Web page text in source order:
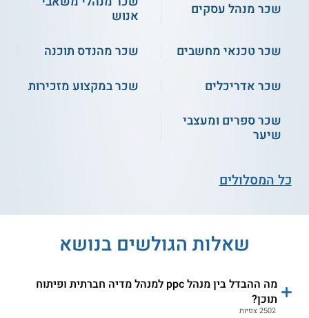
ממומן
PPC
גוגל אדוורדס
ניו מדיה - קורס PPC
הטכנולוגית באר שבע -
הבצפר - קורס גוגל
אדוורדס
ספיר - תומך סביבת עבודה
דיגיטלית PPC
שכר מנהל עסקים
אנוש
שכר טכנאי מחשבים
שכר מהנדס תוכנה
שכר אדריכלים
שכר במקצוע מזכירות
שכר ספרים ומעצבי
שיער
כל המסלולים
שאלות הגולשים בנושא
מה ההבדל בין מנהל ppc למנהל מדיה חברתית ופיתוח
תוכן?
2502 צפיות